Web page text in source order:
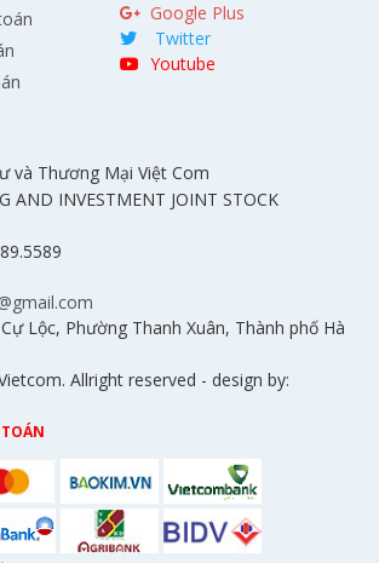
Google Plus
Twitter
Youtube
và Thương Mại Việt Com
AND INVESTMENT JOINT STOCK
Lộc, Phường Thanh Xuân, Thành phố Hà
Allright reserved - design by: